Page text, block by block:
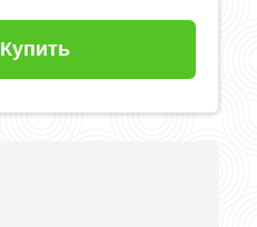
Купить